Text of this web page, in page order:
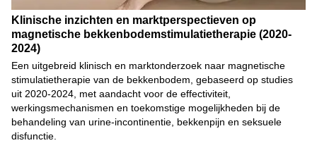
Klinische inzichten en marktperspectieven op
magnetische bekkenbodemstimulatietherapie (2020-
2024)
Een uitgebreid klinisch en marktonderzoek naar magnetische
stimulatietherapie van de bekkenbodem, gebaseerd op studies
uit 2020-2024, met aandacht voor de effectiviteit,
werkingsmechanismen en toekomstige mogelijkheden bij de
behandeling van urine-incontinentie, bekkenpijn en seksuele
disfunctie.